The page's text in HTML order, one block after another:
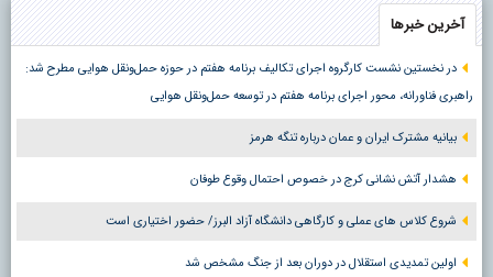
آخرین خبرها
در نخستین نشست کارگروه اجرای تکالیف برنامه هفتم در حوزه حمل‌ونقل هوایی مطرح شد:
راهبری فناورانه، محور اجرای برنامه هفتم در توسعه حمل‌ونقل هوایی
بیانیه مشترک ایران و عمان درباره تنگه هرمز
هشدار آتش نشانی کرج در خصوص احتمال وقوع طوفان
شروع کلاس های عملی و کارگاهی دانشگاه آزاد البرز/ حضور اختیاری است
اولین تمدیدی استقلال در دوران بعد از جنگ مشخص شد